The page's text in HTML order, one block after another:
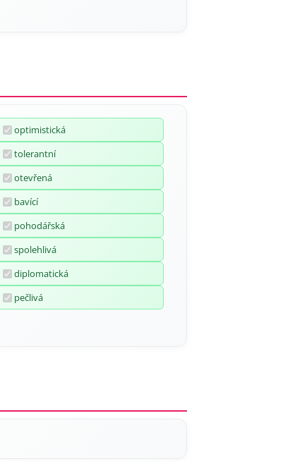
optimistická
tolerantní
otevřená
bavící
pohodářská
spolehlivá
diplomatická
pečlivá